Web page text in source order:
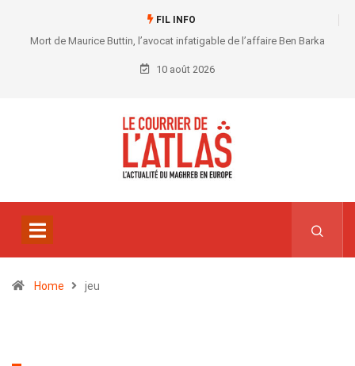
FIL INFO
Mort de Maurice Buttin, l’avocat infatigable de l’affaire Ben Barka
10 août 2026
Home jeu